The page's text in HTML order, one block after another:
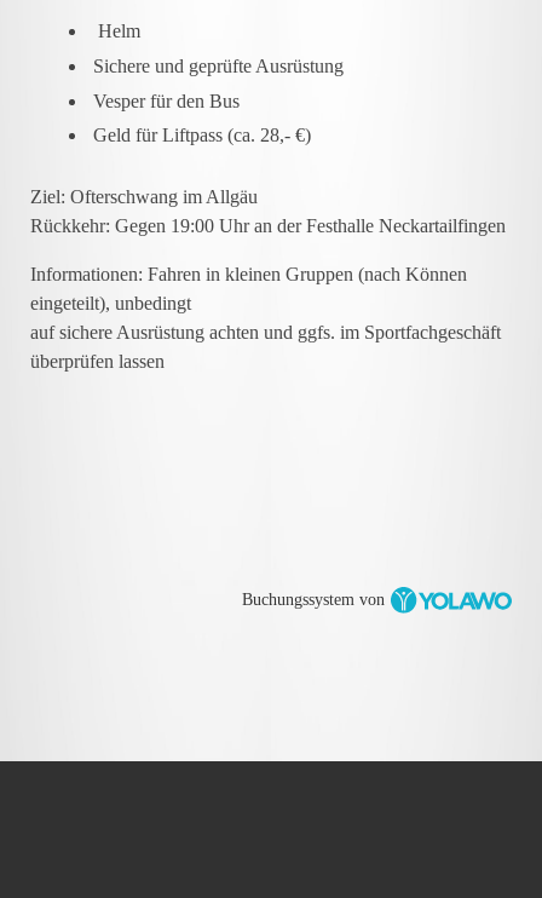
Helm
Sichere und geprüfte Ausrüstung
Vesper für den Bus
Geld für Liftpass (ca. 28,- €)
Ziel: Ofterschwang im Allgäu
Rückkehr: Gegen 19:00 Uhr an der Festhalle Neckartailfingen
Informationen: Fahren in kleinen Gruppen (nach Können
eingeteilt), unbedingt
auf sichere Ausrüstung achten und ggfs. im Sportfachgeschäft
überprüfen lassen
Buchungssystem von